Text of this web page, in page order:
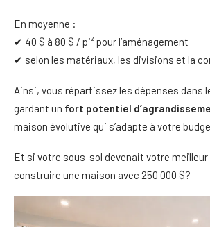
En moyenne :
✔ 40 $ à 80 $ / pi² pour l’aménagement
✔ selon les matériaux, les divisions et la
Ainsi, vous répartissez les dépenses dans
gardant un fort potentiel
maison évolutive qui s’adapte à votre
Et si votre sous-sol devenait votre meilleur
construire une maison avec 250 000 $?